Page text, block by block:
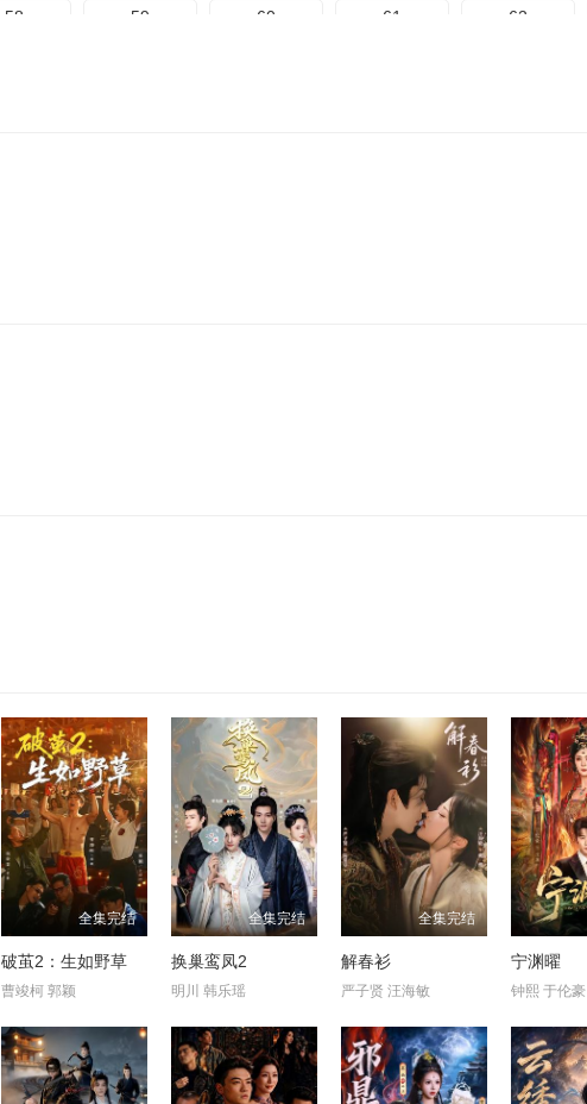
58 59 60 61 62
全集完结
破茧2：生如野草
曹竣柯 郭颖
全集完结
换巢鸾凤2
明川 韩乐瑶
全集完结
解春衫
严子贤 汪海敏
宁渊曜
钟熙 于伦豪